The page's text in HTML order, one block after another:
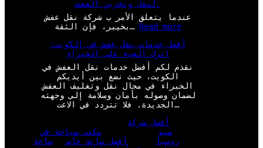
ن
ق
ل
ع
ش
ح
ق
ل
ن
ع
ف
عندما يتعلق الأمر ب شركة نقل عفش
بخيبر، فإن الثقة… Read more:
ة
ن
ق
ل
ع
أفضل خدمات نقل عفش في الكويت:
اترك العبء على الخبراء
نقدم لكم أفضل خدمات نقل العفش في
الكويت، حيث نضع بين أيديكم
الخبراء في مجال نقل وتغليف العفش
لضمان وصوله بأمان وسلامة إلى وجهته
الجديدة. فلا تتردد في الاعت…
أفضل شركة
سيو
مكتب سياحة في
روسيا
أفضل سائق خاص
ساعة